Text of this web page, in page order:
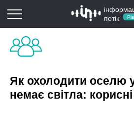
потік
Як охолодити оселю
немає світла: